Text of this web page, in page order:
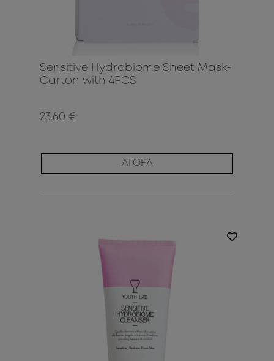
Sensitive Hydrobiome Sheet Mask-
Carton with 4PCS
23.60 €
ΑΓΟΡΑ